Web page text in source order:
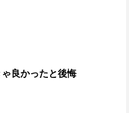
良かったと後悔